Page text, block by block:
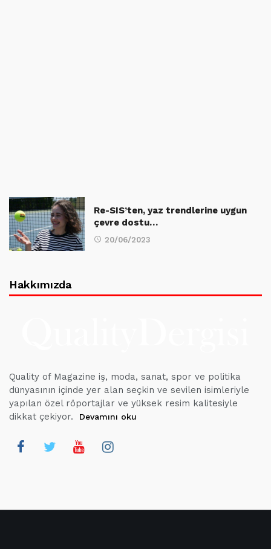
Re-SIS’ten, yaz trendlerine uygun
çevre dostu…
20/06/2023
Hakkımızda
Quality of Magazine iş, moda, sanat, spor ve politika
dünyasının içinde yer alan seçkin ve sevilen isimleriyle
yapılan özel röportajlar ve yüksek resim kalitesiyle
dikkat çekiyor.
Devamını oku